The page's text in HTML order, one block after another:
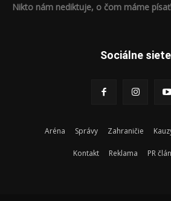
Nikto nám nediktuje, o čom máme
Sociálne siete
Aréna Správy Zahraničie
Kontakt Reklama PR